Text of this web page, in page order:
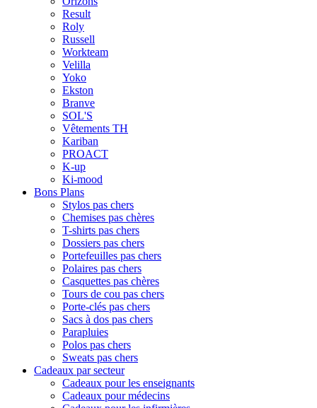
Result
Roly
Russell
Workteam
Velilla
Yoko
Ekston
Branve
SOL'S
Vêtements TH
Kariban
PROACT
K-up
Ki-mood
Bons Plans
Stylos pas chers
Chemises pas chères
T-shirts pas chers
Dossiers pas chers
Portefeuilles pas chers
Polaires pas chers
Casquettes pas chères
Tours de cou pas chers
Porte-clés pas chers
Sacs à dos pas chers
Parapluies
Polos pas chers
Sweats pas chers
Cadeaux par secteur
Cadeaux pour les enseignants
Cadeaux pour médecins